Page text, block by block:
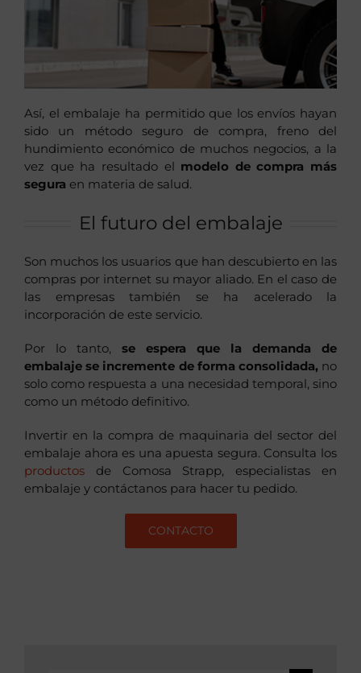
Así, el embalaje ha permitido que los envíos hayan
sido un método seguro de compra, freno del
hundimiento económico de muchos negocios, a la
vez que ha resultado el modelo de compra más
segura en materia de salud.
El futuro del embalaje
Son muchos los usuarios que han descubierto en las
compras por internet su mayor aliado. En el caso de
las empresas también se ha acelerado la
incorporación de este servicio.
Por lo tanto, se espera que la demanda de
embalaje se incremente de forma consolidada,no
solo como respuesta a una necesidad temporal, sino
como un método definitivo.
Invertir en la compra de maquinaria del sector del
embalaje ahora es una apuesta segura. Consulta los
productos de Comosa Strapp, especialistas en
embalaje y contáctanos para hacer tu pedido.
CONTACTO